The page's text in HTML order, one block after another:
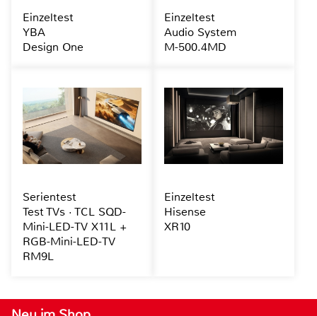
Einzeltest
YBA
Design One
Einzeltest
Audio System
M-500.4MD
Serientest
Test TVs · TCL SQD-
Mini-LED-TV X11L +
RGB-Mini-LED-TV
RM9L
Einzeltest
Hisense
XR10